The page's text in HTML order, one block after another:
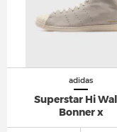
adidas
Superstar Hi
Bonner x